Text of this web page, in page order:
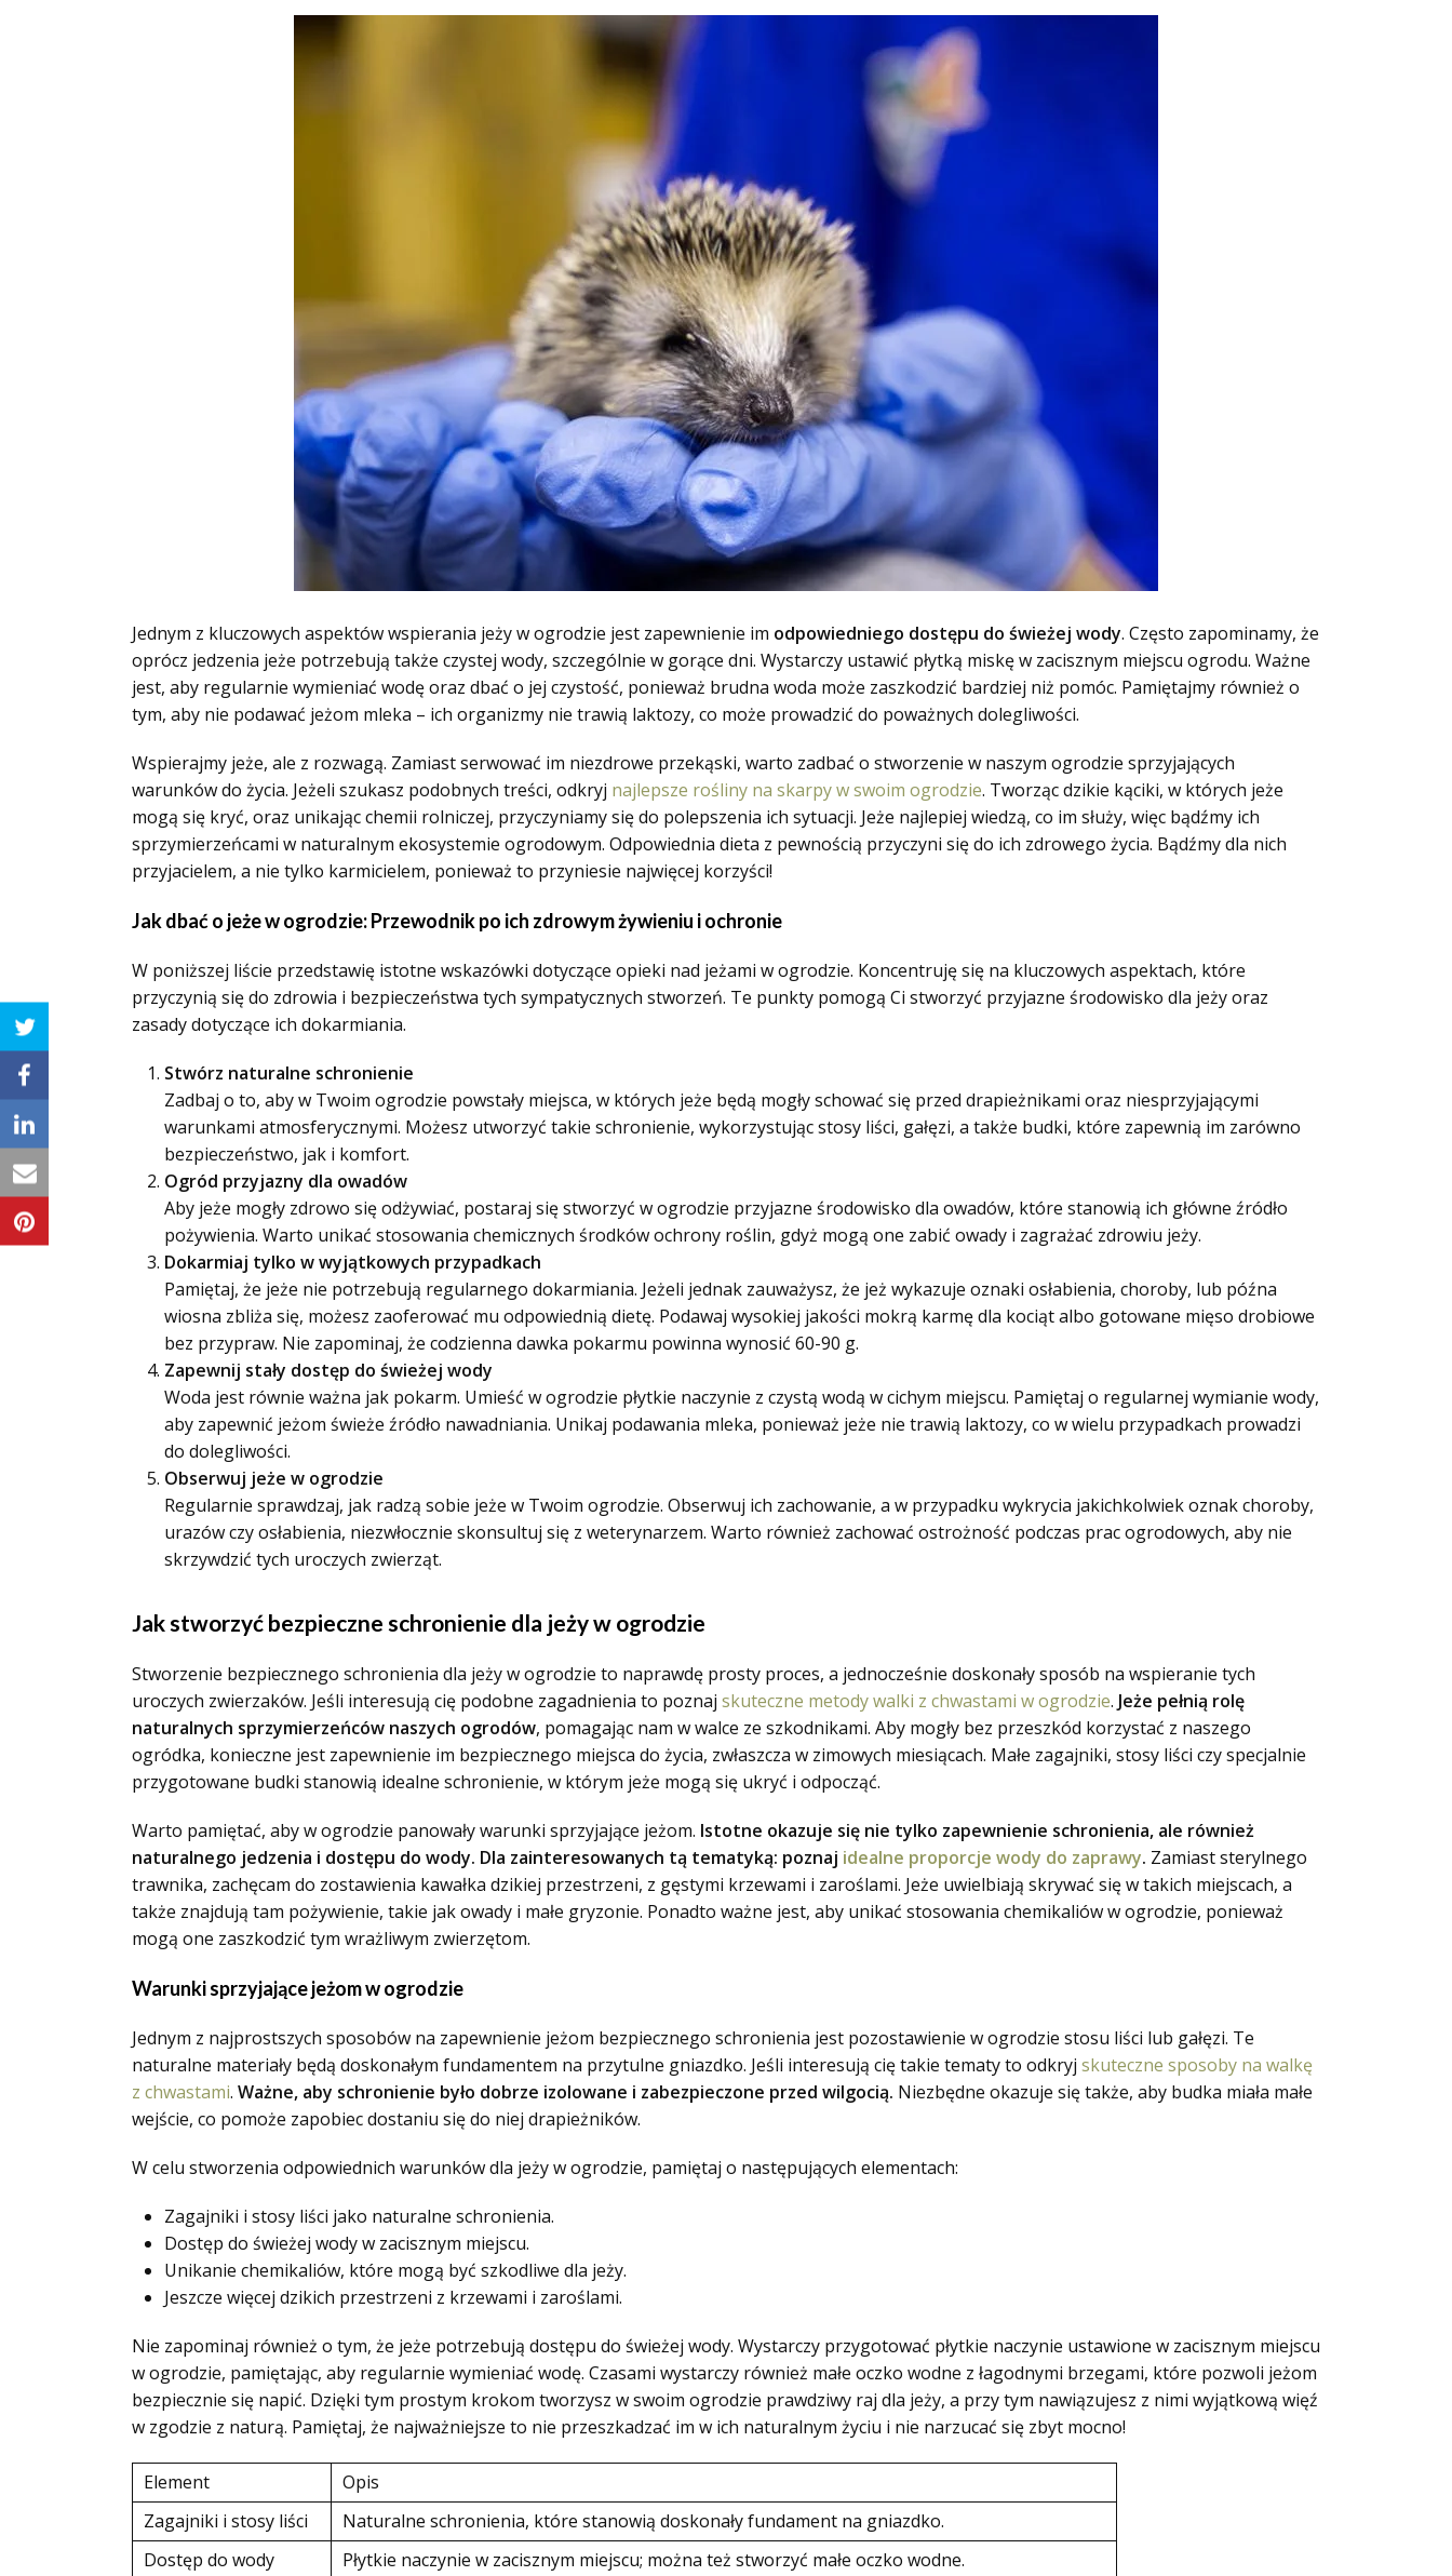
Jednym z kluczowych aspektów wspierania jeży w ogrodzie jest zapewnienie im odpowiedniego dostępu do świeżej wody. Często zapominamy, że
oprócz jedzenia jeże potrzebują także czystej wody, szczególnie w gorące dni. Wystarczy ustawić płytką miskę w zacisznym miejscu ogrodu. Ważne
jest, aby regularnie wymieniać wodę oraz dbać o jej czystość, ponieważ brudna woda może zaszkodzić bardziej niż pomóc. Pamiętajmy również o
tym, aby nie podawać jeżom mleka – ich organizmy nie trawią laktozy, co może prowadzić do poważnych dolegliwości.
Wspierajmy jeże, ale z rozwagą. Zamiast serwować im niezdrowe przekąski, warto zadbać o stworzenie w naszym ogrodzie sprzyjających
warunków do życia. Jeżeli szukasz podobnych treści, odkryj najlepsze rośliny na skarpy w swoim ogrodzie. Tworząc dzikie kąciki, w których jeże
mogą się kryć, oraz unikając chemii rolniczej, przyczyniamy się do polepszenia ich sytuacji. Jeże najlepiej wiedzą, co im służy, więc bądźmy ich
sprzymierzeńcami w naturalnym ekosystemie ogrodowym. Odpowiednia dieta z pewnością przyczyni się do ich zdrowego życia. Bądźmy dla nich
przyjacielem, a nie tylko karmicielem, ponieważ to przyniesie najwięcej korzyści!
Jak dbać o jeże w ogrodzie: Przewodnik po ich zdrowym żywieniu i ochronie
W poniższej liście przedstawię istotne wskazówki dotyczące opieki nad jeżami w ogrodzie. Koncentruję się na kluczowych aspektach, które
przyczynią się do zdrowia i bezpieczeństwa tych sympatycznych stworzeń. Te punkty pomogą Ci stworzyć przyjazne środowisko dla jeży oraz
zasady dotyczące ich dokarmiania.
Stwórz naturalne schronienie
Zadbaj o to, aby w Twoim ogrodzie powstały miejsca, w których jeże będą mogły schować się przed drapieżnikami oraz niesprzyjającymi
warunkami atmosferycznymi. Możesz utworzyć takie schronienie, wykorzystując stosy liści, gałęzi, a także budki, które zapewnią im zarówno
bezpieczeństwo, jak i komfort.
Ogród przyjazny dla owadów
Aby jeże mogły zdrowo się odżywiać, postaraj się stworzyć w ogrodzie przyjazne środowisko dla owadów, które stanowią ich główne źródło
pożywienia. Warto unikać stosowania chemicznych środków ochrony roślin, gdyż mogą one zabić owady i zagrażać zdrowiu jeży.
Dokarmiaj tylko w wyjątkowych przypadkach
Pamiętaj, że jeże nie potrzebują regularnego dokarmiania. Jeżeli jednak zauważysz, że jeż wykazuje oznaki osłabienia, choroby, lub późna
wiosna zbliża się, możesz zaoferować mu odpowiednią dietę. Podawaj wysokiej jakości mokrą karmę dla kociąt albo gotowane mięso drobiowe
bez przypraw. Nie zapominaj, że codzienna dawka pokarmu powinna wynosić 60-90 g.
Zapewnij stały dostęp do świeżej wody
Woda jest równie ważna jak pokarm. Umieść w ogrodzie płytkie naczynie z czystą wodą w cichym miejscu. Pamiętaj o regularnej wymianie wody,
aby zapewnić jeżom świeże źródło nawadniania. Unikaj podawania mleka, ponieważ jeże nie trawią laktozy, co w wielu przypadkach prowadzi
do dolegliwości.
Obserwuj jeże w ogrodzie
Regularnie sprawdzaj, jak radzą sobie jeże w Twoim ogrodzie. Obserwuj ich zachowanie, a w przypadku wykrycia jakichkolwiek oznak choroby,
urazów czy osłabienia, niezwłocznie skonsultuj się z weterynarzem. Warto również zachować ostrożność podczas prac ogrodowych, aby nie
skrzywdzić tych uroczych zwierząt.
Jak stworzyć bezpieczne schronienie dla jeży w ogrodzie
Stworzenie bezpiecznego schronienia dla jeży w ogrodzie to naprawdę prosty proces, a jednocześnie doskonały sposób na wspieranie tych
uroczych zwierzaków. Jeśli interesują cię podobne zagadnienia to poznaj skuteczne metody walki z chwastami w ogrodzie. Jeże pełnią rolę
naturalnych sprzymierzeńców naszych ogrodów, pomagając nam w walce ze szkodnikami. Aby mogły bez przeszkód korzystać z naszego
ogródka, konieczne jest zapewnienie im bezpiecznego miejsca do życia, zwłaszcza w zimowych miesiącach. Małe zagajniki, stosy liści czy specjalnie
przygotowane budki stanowią idealne schronienie, w którym jeże mogą się ukryć i odpocząć.
Warto pamiętać, aby w ogrodzie panowały warunki sprzyjające jeżom. Istotne okazuje się nie tylko zapewnienie schronienia, ale również
naturalnego jedzenia i dostępu do wody. Dla zainteresowanych tą tematyką: poznaj idealne proporcje wody do zaprawy. Zamiast sterylnego
trawnika, zachęcam do zostawienia kawałka dzikiej przestrzeni, z gęstymi krzewami i zaroślami. Jeże uwielbiają skrywać się w takich miejscach, a
także znajdują tam pożywienie, takie jak owady i małe gryzonie. Ponadto ważne jest, aby unikać stosowania chemikaliów w ogrodzie, ponieważ
mogą one zaszkodzić tym wrażliwym zwierzętom.
Warunki sprzyjające jeżom w ogrodzie
Jednym z najprostszych sposobów na zapewnienie jeżom bezpiecznego schronienia jest pozostawienie w ogrodzie stosu liści lub gałęzi. Te
naturalne materiały będą doskonałym fundamentem na przytulne gniazdko. Jeśli interesują cię takie tematy to odkryj skuteczne sposoby na walkę
z chwastami. Ważne, aby schronienie było dobrze izolowane i zabezpieczone przed wilgocią. Niezbędne okazuje się także, aby budka miała małe
wejście, co pomoże zapobiec dostaniu się do niej drapieżników.
W celu stworzenia odpowiednich warunków dla jeży w ogrodzie, pamiętaj o następujących elementach:
Zagajniki i stosy liści jako naturalne schronienia.
Dostęp do świeżej wody w zacisznym miejscu.
Unikanie chemikaliów, które mogą być szkodliwe dla jeży.
Jeszcze więcej dzikich przestrzeni z krzewami i zaroślami.
Nie zapominaj również o tym, że jeże potrzebują dostępu do świeżej wody. Wystarczy przygotować płytkie naczynie ustawione w zacisznym miejscu
w ogrodzie, pamiętając, aby regularnie wymieniać wodę. Czasami wystarczy również małe oczko wodne z łagodnymi brzegami, które pozwoli jeżom
bezpiecznie się napić. Dzięki tym prostym krokom tworzysz w swoim ogrodzie prawdziwy raj dla jeży, a przy tym nawiązujesz z nimi wyjątkową więź
w zgodzie z naturą. Pamiętaj, że najważniejsze to nie przeszkadzać im w ich naturalnym życiu i nie narzucać się zbyt mocno!
Element
Opis
Zagajniki i stosy liści
Naturalne schronienia, które stanowią doskonały fundament na gniazdko.
Dostęp do wody
Płytkie naczynie w zacisznym miejscu; można też stworzyć małe oczko wodne.